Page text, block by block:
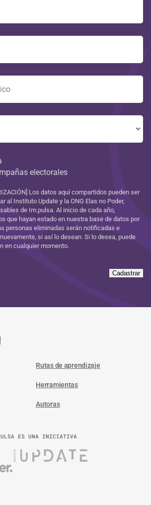
electorales
Los datos aquí compartidos pueden ser
al Instituto Update y la ONG Elas no Poder,
de Im.pulsa. Al inicio de cada año,
que hayan estado en nuestra base de datos por
personas eliminadas serán notificadas e
si así lo desean. Si lo desea, puede
en cualquier momento.
Cadastrar
Rutas de aprendizaje
Herramientas
Autoras
ES UNA INICIATIVA